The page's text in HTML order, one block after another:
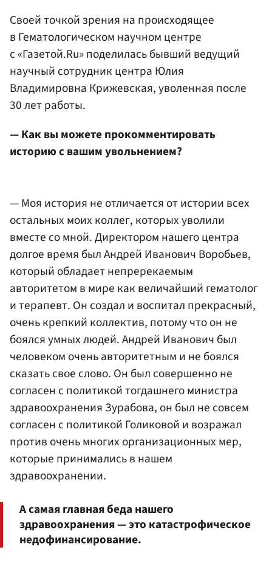
Своей точкой зрения на происходящее
в Гематологическом научном центре
с «Газетой.Ru» поделилась бывший ведущий
научный сотрудник центра Юлия
Владимировна Крижевская, уволенная после
30 лет работы.
— Как вы можете прокомментировать
историю с вашим увольнением?
— Моя история не отличается от истории всех
остальных моих коллег, которых уволили
вместе со мной. Директором нашего центра
долгое время был Андрей Иванович Воробьев,
который обладает непререкаемым
авторитетом в мире как величайший гематолог
и терапевт. Он создал и воспитал прекрасный,
очень крепкий коллектив, потому что он не
боялся умных людей. Андрей Иванович был
человеком очень авторитетным и не боялся
сказать свое слово. Он был совершенно не
согласен с политикой тогдашнего министра
здравоохранения Зурабова, он был не совсем
согласен с политикой Голиковой и возражал
против очень многих организационных мер,
которые принимались в нашем
здравоохранении.
А самая главная беда нашего
здравоохранения — это катастрофическое
недофинансирование.